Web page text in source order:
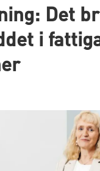
Det
i